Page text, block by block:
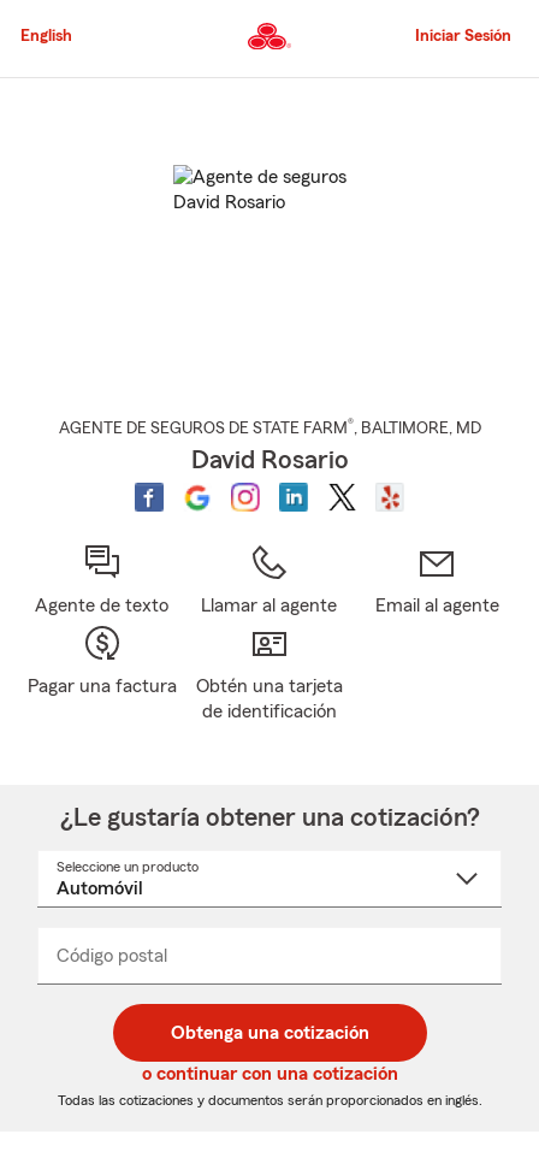
al
principal
English Iniciar Sesión
AGENTE DE SEGUROS DE STATE FARM®, BALTIMORE, MD
David Rosario
Agente de texto Llamar al agente Email al agente
Pagar una factura
Obtén una tarjeta
de identificación
¿Le gustaría obtener una cotización?
Seleccione un producto
desplegable
Código postal
de
5
dígitos
de
5
dígitos
_____
Obtenga una cotización
o continuar con una cotización
Todas las cotizaciones y documentos serán proporcionados en inglés.